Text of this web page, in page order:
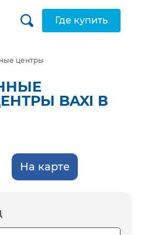
Где купить
центры
BAXI В
На карте